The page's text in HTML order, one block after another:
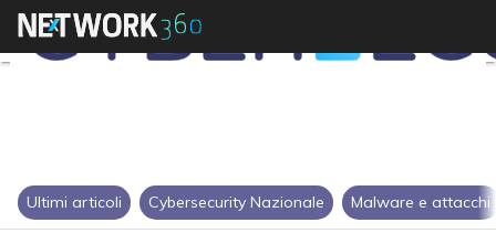
Ultimi articoli Cybersecurity Nazionale Malware e attacchi